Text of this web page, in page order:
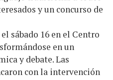
y un concurso de
sábado 16 en el Centro
en un
y debate. Las
con la intervención